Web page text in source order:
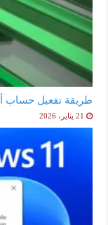
طريقة تفعيل حساب
21 يناير، 2026